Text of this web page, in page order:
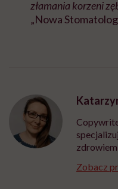
złamania korzeni
„Nowa
Zobacz